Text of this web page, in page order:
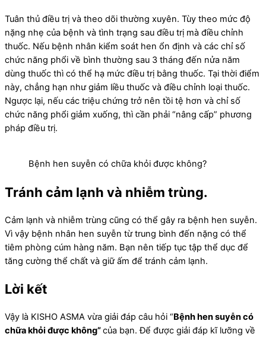
Tuân thủ điều trị và theo dõi thường xuyên. Tùy theo mức độ
nặng nhẹ của bệnh và tình trạng sau điều trị mà điều chỉnh
thuốc. Nếu bệnh nhân kiểm soát hen ổn định và các chỉ số
chức năng phổi về bình thường sau 3 tháng đến nửa năm
dùng thuốc thì có thể hạ mức điều trị bằng thuốc. Tại thời điểm
này, chẳng hạn như giảm liều thuốc và điều chỉnh loại thuốc.
Ngược lại, nếu các triệu chứng trở nên tồi tệ hơn và chỉ số
chức năng phổi giảm xuống, thì cần phải “nâng cấp” phương
pháp điều trị.
Bệnh hen suyễn có chữa khỏi được không?
Tránh cảm lạnh và nhiễm trùng.
Cảm lạnh và nhiễm trùng cũng có thể gây ra bệnh hen suyễn.
Vì vậy bệnh nhân hen suyễn từ trung bình đến nặng có thể
tiêm phòng cúm hàng năm. Bạn nên tiếp tục tập thể dục để
tăng cường thể chất và giữ ấm để tránh cảm lạnh.
Lời kết
Vậy là KISHO ASMA vừa giải đáp câu hỏi “Bệnh hen suyễn có
chữa khỏi được không”của bạn. Để được giải đáp kĩ lưỡng về